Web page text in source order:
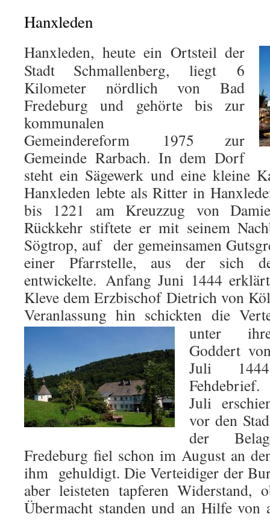
Hanxleden
Hanxleden, heute ein Ortsteil der
Stadt Schmallenberg, liegt 6
Kilometer nördlich von Bad
Fredeburg und gehörte bis zur
kommunalen
Gemeindereform 1975 zur
Gemeinde Rarbach. In dem Dorf
steht ein Sägewerk und eine kleine
Hanxleden lebte als Ritter in
bis 1221 am Kreuzzug von
Rückkehr stiftete er mit seinem
Sögtrop, auf der gemeinsamen
einer Pfarrstelle, aus der sich
entwickelte. Anfang Juni 1444
Kleve dem Erzbischof Dietrich von
Veranlassung hin schickten die
unter
Goddert
Juli
Juli
vor den
der
Fredeburg fiel schon im August an
ihm gehuldigt. Die Verteidiger der
aber leisteten tapferen Widerstand,
Übermacht standen und an Hilfe von